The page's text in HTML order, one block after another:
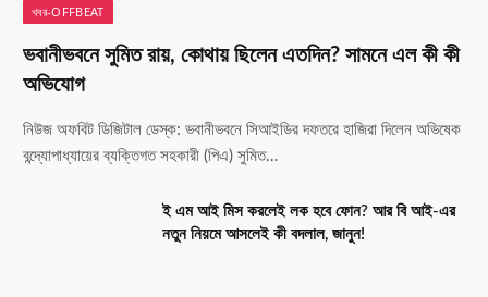
খবর-OFFBEAT
ভবানীভবনে সুমিত রায়, কোথায় ছিলেন এতদিন? সামনে এল কী কী
অভিযোগ
নিউজ অফবিট ডিজিটাল ডেস্ক: ভবানীভবনে সিআইডির দফতরে হাজিরা দিলেন অভিষেক
বন্দ্যোপাধ্যায়ের ব্যক্তিগত সহকারী (পিএ) সুমিত…
ই এম আই মিস করলেই লক হবে ফোন? আর বি আই-এর
নতুন নিয়মে আসলেই কী বদলাল, জানুন!